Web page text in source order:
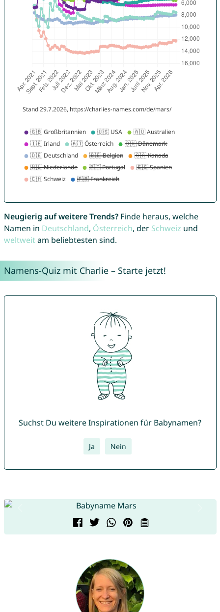
Neugierig auf weitere Trends?Finde heraus, welche
Namen in Deutschland, Österreich, der Schweiz und
weltweitam beliebtesten sind.
Namens-Quiz mit Charlie – Starte jetzt!
Suchst Du weitere Inspirationen für Babynamen?
Ja Nein